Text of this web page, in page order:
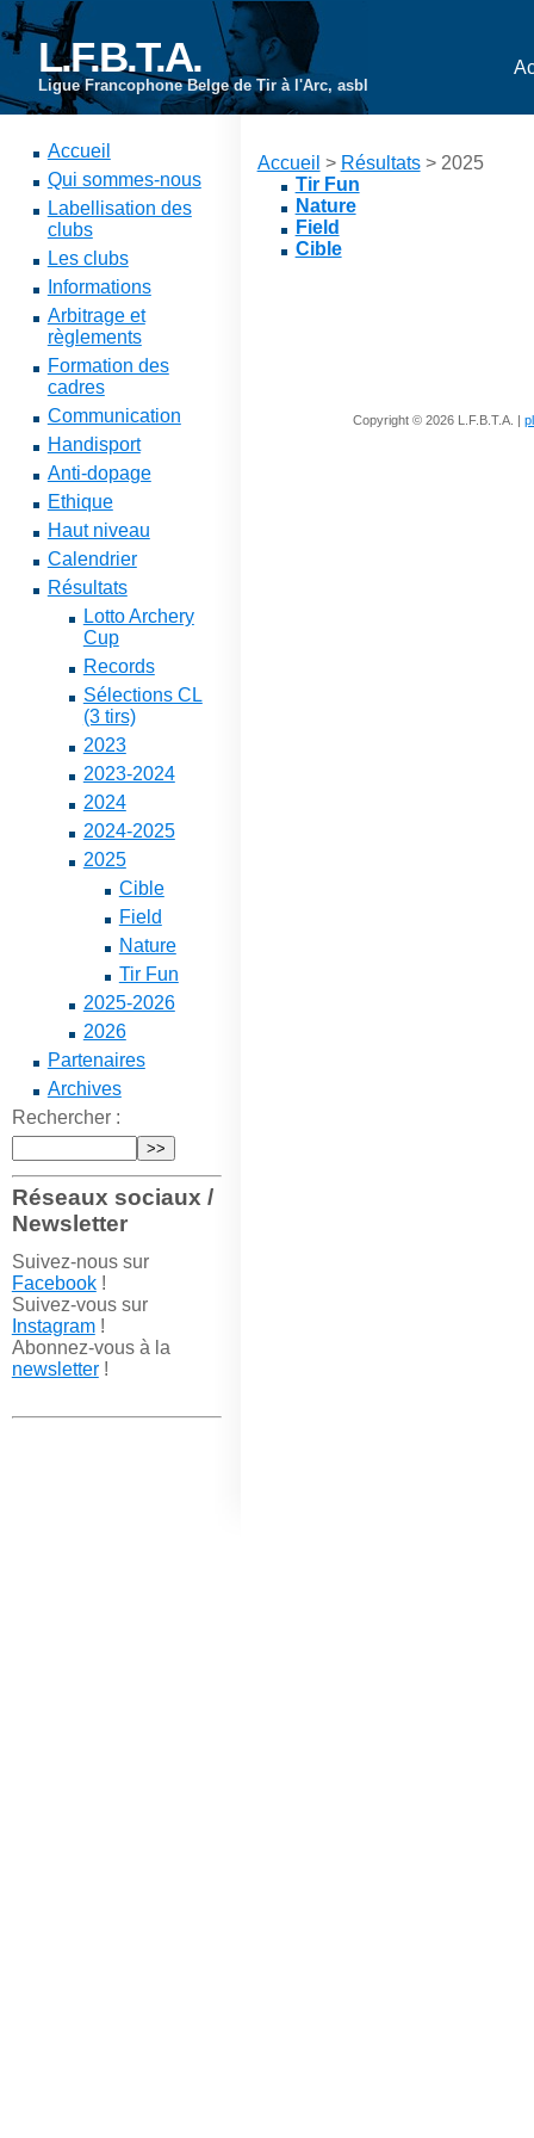
L.F.B.T.A.
Ligue Francophone Belge de Tir à l'Arc, asbl
Accueil
Qui sommes-nous
Labellisation des
clubs
Les clubs
Informations
Arbitrage et
règlements
Formation des
cadres
Communication
Handisport
Anti-dopage
Ethique
Haut niveau
Calendrier
Résultats
Lotto Archery
Cup
Records
Sélections CL
(3 tirs)
2023
2023-2024
2024
2024-2025
2025
Cible
Field
Nature
Tir Fun
2025-2026
2026
Partenaires
Archives
Rechercher :
Réseaux sociaux /
Newsletter
Suivez-nous sur
Facebook!
Suivez-vous sur
Instagram!
Abonnez-vous à la
newsletter!
Accueil > Résultats> 2025
Tir Fun
Nature
Field
Cible
Copyright © 2026 L.F.B.T.A. |